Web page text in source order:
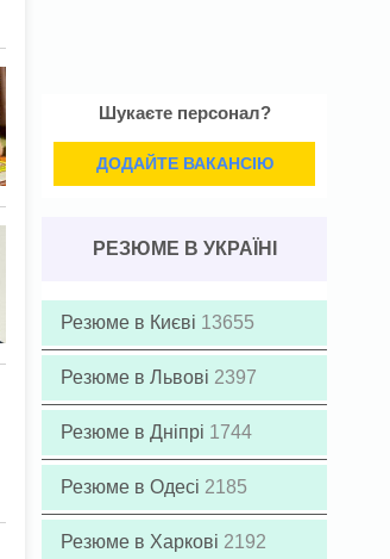
Шукаєте персонал?
ДОДАЙТЕ ВАКАНСІЮ
РЕЗЮМЕ В УКРАЇНІ
Резюме в Києві 13655
Резюме в Львові 2397
Резюме в Дніпрі 1744
Резюме в Одесі 2185
Резюме в Харкові 2192